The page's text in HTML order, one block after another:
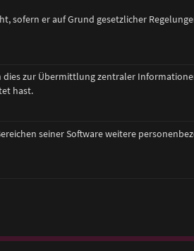
er auf Grund gesetzlicher
zur Übermittlung zentraler
hast.
seiner Software weitere